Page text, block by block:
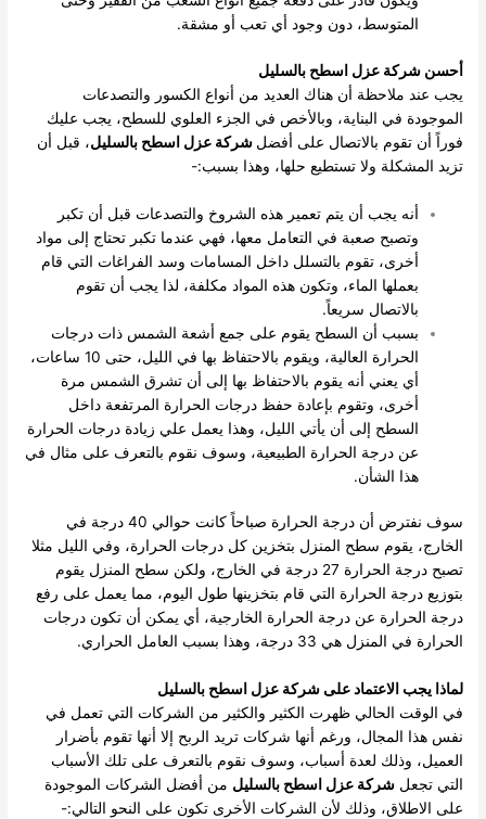
المتوسط، دون وجود أي تعب أو مشقة.
أحسن شركة عزل اسطح بالسليل
يجب عند ملاحظة أن هناك العديد من أنواع الكسور والتصدعات
الموجودة في البناية، وبالأخص في الجزء العلوي للسطح، يجب عليك
فوراً أن تقوم بالاتصال على أفضل شركة عزل اسطح بالسليل، قبل أن
تزيد المشكلة ولا تستطيع حلها، وهذا بسبب:-
أنه يجب أن يتم تعمير هذه الشروخ والتصدعات قبل أن تكبر
وتصبح صعبة في التعامل معها، فهي عندما تكبر تحتاج إلى مواد
أخرى، تقوم بالتسلل داخل المسامات وسد الفراغات التي قام
بعملها الماء، وتكون هذه المواد مكلفة، لذا يجب أن تقوم
بالاتصال سريعاً.
بسبب أن السطح يقوم على جمع أشعة الشمس ذات درجات
الحرارة العالية، ويقوم بالاحتفاظ بها في الليل، حتى 10 ساعات،
أي يعني أنه يقوم بالاحتفاظ بها إلى أن تشرق الشمس مرة
أخرى، وتقوم بإعادة حفظ درجات الحرارة المرتفعة داخل
السطح إلى أن يأتي الليل، وهذا يعمل علي زيادة درجات الحرارة
عن درجة الحرارة الطبيعية، وسوف نقوم بالتعرف على مثال في
هذا الشأن.
سوف نفترض أن درجة الحرارة صباحاً كانت حوالي 40 درجة في
الخارج، يقوم سطح المنزل بتخزين كل درجات الحرارة، وفي الليل مثلا
تصبح درجة الحرارة 27 درجة في الخارج، ولكن سطح المنزل يقوم
بتوزيع درجة الحرارة التي قام بتخزينها طول اليوم، مما يعمل على رفع
درجة الحرارة عن درجة الحرارة الخارجية، أي يمكن أن تكون درجات
الحرارة في المنزل هي 33 درجة، وهذا بسبب العامل الحراري.
لماذا يجب الاعتماد على شركة عزل اسطح بالسليل
في الوقت الحالي ظهرت الكثير والكثير من الشركات التي تعمل في
نفس هذا المجال، ورغم أنها شركات تريد الربح إلا أنها تقوم بأضرار
العميل، وذلك لعدة أسباب، وسوف نقوم بالتعرف على تلك الأسباب
التي تجعلشركة عزل اسطح بالسليل من أفضل الشركات الموجودة
على الاطلاق، وذلك لأن الشركات الأخرى تكون على النحو التالي:-